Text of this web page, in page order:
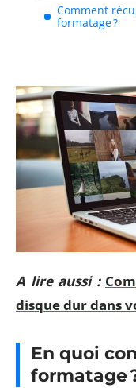
Comment
formatage ?
A lire aussi :
disque dur dans
En quoi
formatage